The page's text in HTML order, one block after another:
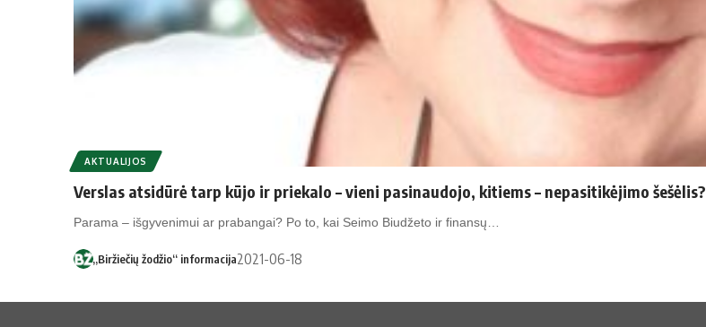
AKTUALIJOS
Verslas atsidūrė tarp kūjo ir priekalo – vieni pasinaudojo, kitiems – nepasitikėjimo šešėlis?
Parama – išgyvenimui ar prabangai? Po to, kai Seimo Biudžeto ir finansų…
„Biržiečių žodžio“ informacija2021-06-18